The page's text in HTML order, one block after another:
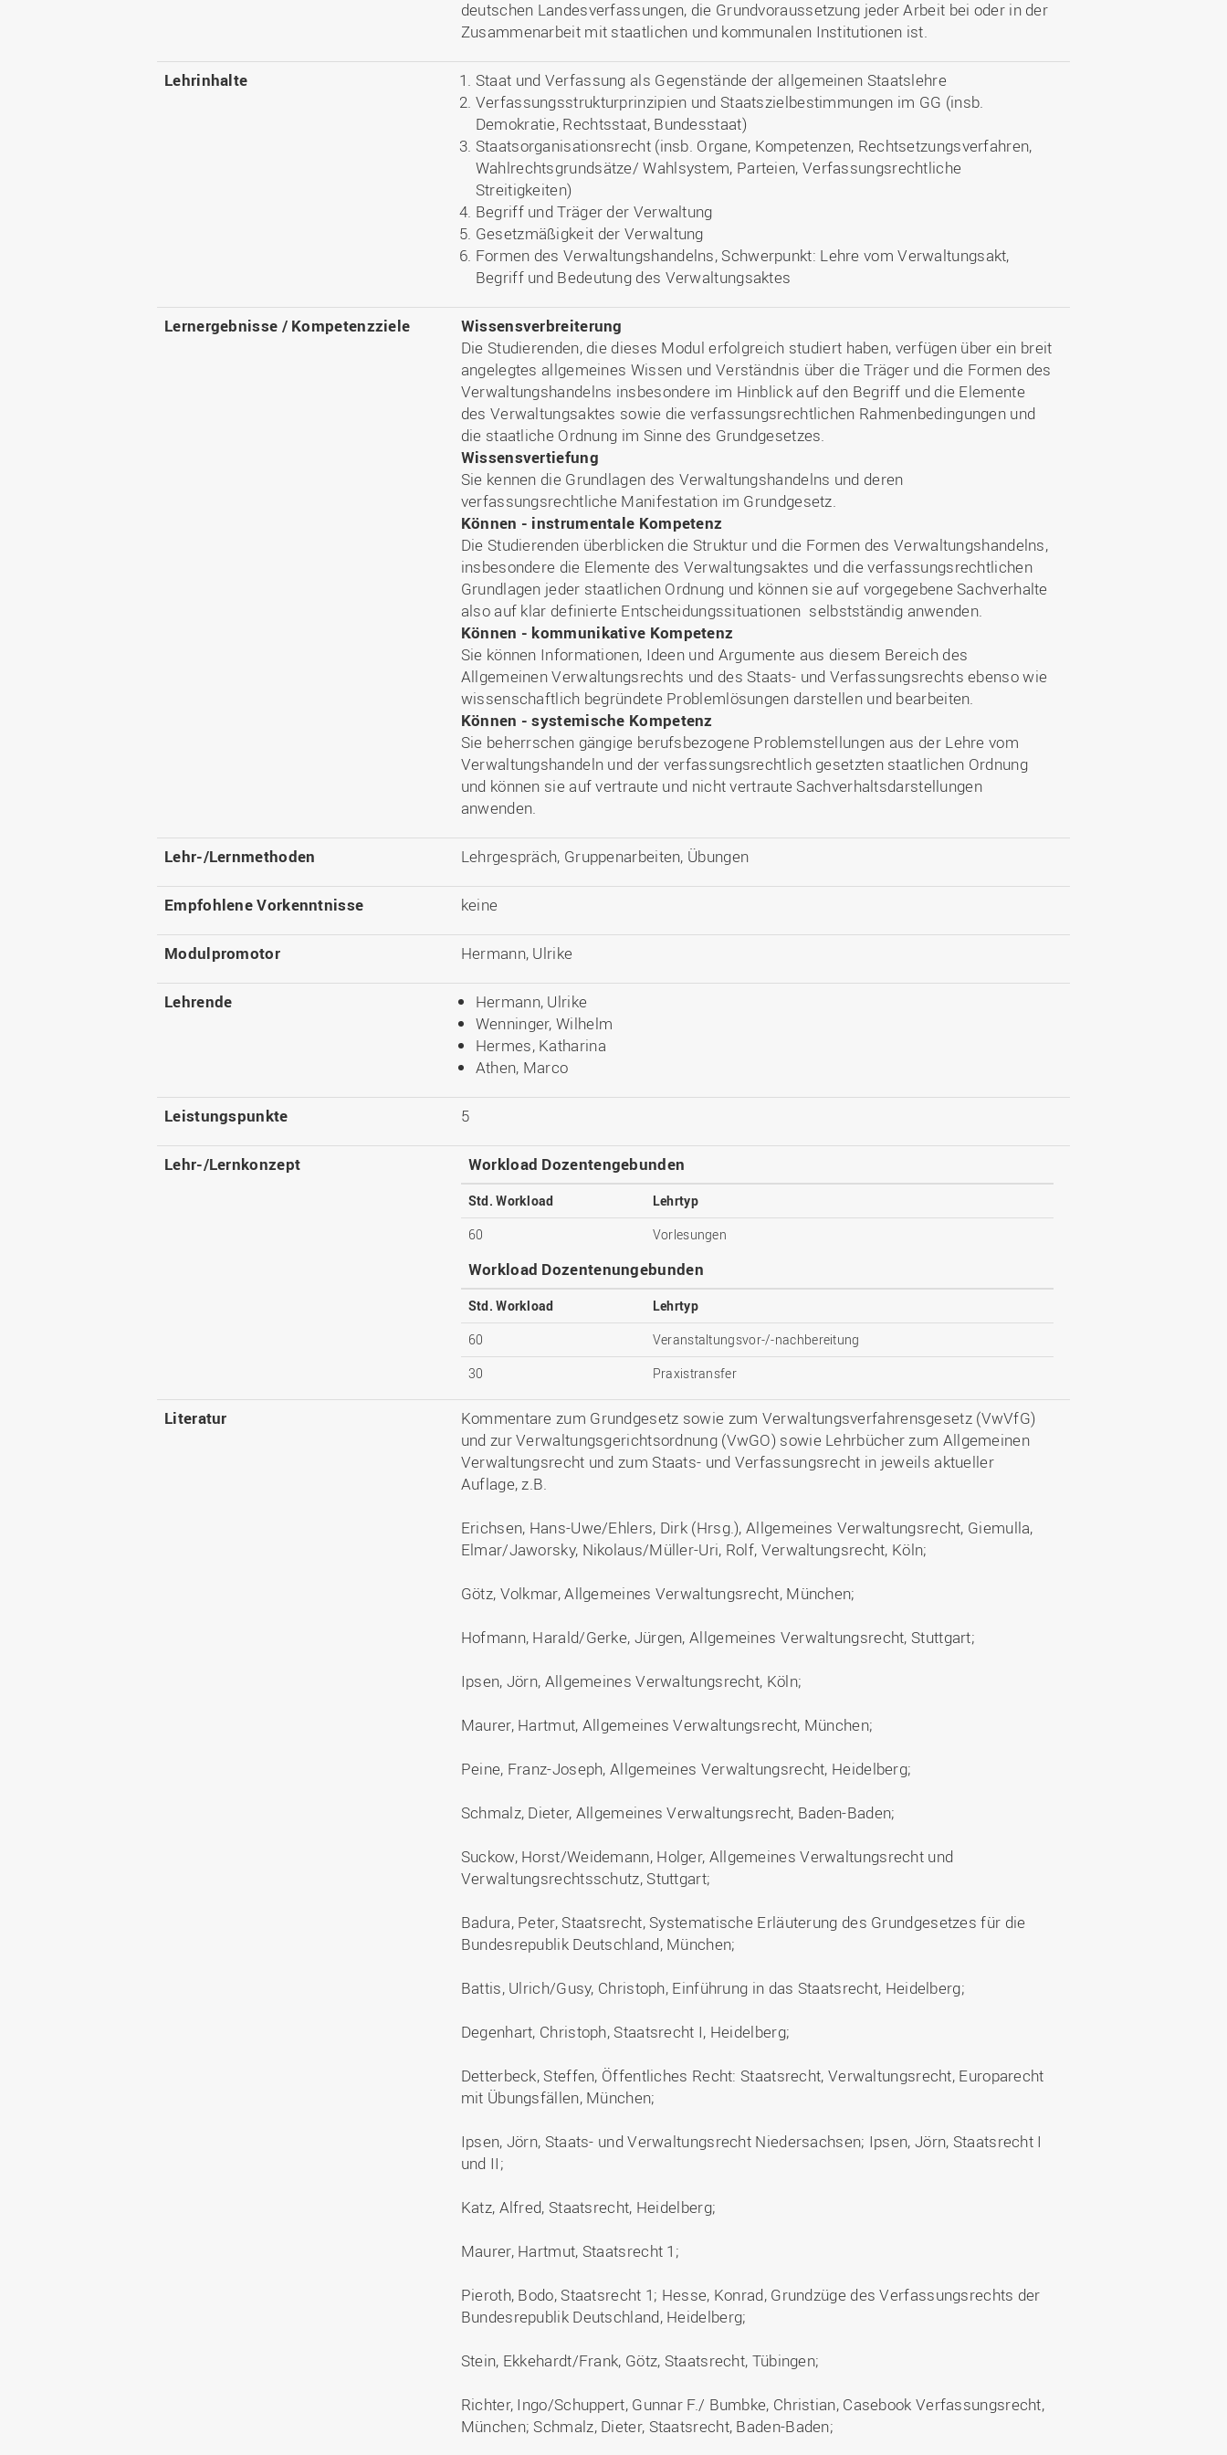
deutschen Landesverfassungen, die Grundvoraussetzung jeder Arbeit bei oder in der
Zusammenarbeit mit staatlichen und kommunalen Institutionen ist.
Lehrinhalte
Staat und Verfassung als Gegenstände der allgemeinen Staatslehre
Verfassungsstrukturprinzipien und Staatszielbestimmungen im GG (insb.
Demokratie, Rechtsstaat, Bundesstaat)
Staatsorganisationsrecht (insb. Organe, Kompetenzen, Rechtsetzungsverfahren,
Wahlrechtsgrundsätze/ Wahlsystem, Parteien, Verfassungsrechtliche
Streitigkeiten)
Begriff und Träger der Verwaltung
Gesetzmäßigkeit der Verwaltung
Formen des Verwaltungshandelns, Schwerpunkt: Lehre vom Verwaltungsakt,
Begriff und Bedeutung des Verwaltungsaktes
Lernergebnisse / Kompetenzziele
Wissensverbreiterung
Die Studierenden, die dieses Modul erfolgreich studiert haben, verfügen über ein breit
angelegtes allgemeines Wissen und Verständnis über die Träger und die Formen des
Verwaltungshandelns insbesondere im Hinblick auf den Begriff und die Elemente
des Verwaltungsaktes sowie die verfassungsrechtlichen Rahmenbedingungen und
die staatliche Ordnung im Sinne des Grundgesetzes.
Wissensvertiefung
Sie kennen die Grundlagen des Verwaltungshandelns und deren
verfassungsrechtliche Manifestation im Grundgesetz.
Können - instrumentale Kompetenz
Die Studierenden überblicken die Struktur und die Formen des Verwaltungshandelns,
insbesondere die Elemente des Verwaltungsaktes und die verfassungsrechtlichen
Grundlagen jeder staatlichen Ordnung und können sie auf vorgegebene Sachverhalte 
also auf klar definierte Entscheidungssituationen  selbstständig anwenden.
Können - kommunikative Kompetenz
Sie können Informationen, Ideen und Argumente aus diesem Bereich des
Allgemeinen Verwaltungsrechts und des Staats- und Verfassungsrechts ebenso wie
wissenschaftlich begründete Problemlösungen darstellen und bearbeiten.
Können - systemische Kompetenz
Sie beherrschen gängige berufsbezogene Problemstellungen aus der Lehre vom
Verwaltungshandeln und der verfassungsrechtlich gesetzten staatlichen Ordnung
und können sie auf vertraute und nicht vertraute Sachverhaltsdarstellungen
anwenden.
Lehr-/Lernmethoden Lehrgespräch, Gruppenarbeiten, Übungen
Empfohlene Vorkenntnisse keine
Modulpromotor Hermann, Ulrike
Lehrende
Hermann, Ulrike
Wenninger, Wilhelm
Hermes, Katharina
Athen, Marco
Leistungspunkte 5
Lehr-/Lernkonzept Workload Dozentengebunden
Std. Workload
Lehrtyp
60
Vorlesungen
Workload Dozentenungebunden
Std. Workload
Lehrtyp
60
Veranstaltungsvor-/-nachbereitung
30
Praxistransfer
Literatur
Kommentare zum Grundgesetz sowie zum Verwaltungsverfahrensgesetz (VwVfG)
und zur Verwaltungsgerichtsordnung (VwGO) sowie Lehrbücher zum Allgemeinen
Verwaltungsrecht und zum Staats- und Verfassungsrecht in jeweils aktueller
Auflage, z.B.
Erichsen, Hans-Uwe/Ehlers, Dirk (Hrsg.), Allgemeines Verwaltungsrecht, Giemulla,
Elmar/Jaworsky, Nikolaus/Müller-Uri, Rolf, Verwaltungsrecht, Köln;
Götz, Volkmar, Allgemeines Verwaltungsrecht, München;
Hofmann, Harald/Gerke, Jürgen, Allgemeines Verwaltungsrecht, Stuttgart;
Ipsen, Jörn, Allgemeines Verwaltungsrecht, Köln;
Maurer, Hartmut, Allgemeines Verwaltungsrecht, München;
Peine, Franz-Joseph, Allgemeines Verwaltungsrecht, Heidelberg;
Schmalz, Dieter, Allgemeines Verwaltungsrecht, Baden-Baden;
Suckow, Horst/Weidemann, Holger, Allgemeines Verwaltungsrecht und
Verwaltungsrechtsschutz, Stuttgart;
Badura, Peter, Staatsrecht, Systematische Erläuterung des Grundgesetzes für die
Bundesrepublik Deutschland, München;
Battis, Ulrich/Gusy, Christoph, Einführung in das Staatsrecht, Heidelberg;
Degenhart, Christoph, Staatsrecht I, Heidelberg;
Detterbeck, Steffen, Öffentliches Recht: Staatsrecht, Verwaltungsrecht, Europarecht
mit Übungsfällen, München;
Ipsen, Jörn, Staats- und Verwaltungsrecht Niedersachsen; Ipsen, Jörn, Staatsrecht I
und II;
Katz, Alfred, Staatsrecht, Heidelberg;
Maurer, Hartmut, Staatsrecht 1;
Pieroth, Bodo, Staatsrecht 1; Hesse, Konrad, Grundzüge des Verfassungsrechts der
Bundesrepublik Deutschland, Heidelberg;
Stein, Ekkehardt/Frank, Götz, Staatsrecht, Tübingen;
Richter, Ingo/Schuppert, Gunnar F./ Bumbke, Christian, Casebook Verfassungsrecht,
München; Schmalz, Dieter, Staatsrecht, Baden-Baden;